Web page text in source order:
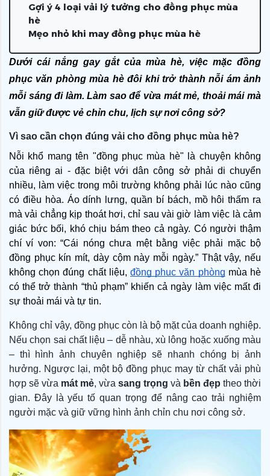
Gợi ý 4 loại vải lý tưởng cho đồng phục mùa
hè
Mẹo nhỏ khi may đồng phục mùa hè
Dưới cái nắng gay gắt của mùa hè, việc mặc đồng
phục văn phòng mùa hè đôi khi trở thành nỗi ám ảnh
mỗi sáng đi làm. Làm sao để vừa mát mẻ, thoải mái mà
vẫn giữ được vẻ chỉn chu, lịch sự nơi công sở?
Vì sao cần chọn đúng vải cho đồng phục mùa hè?
Nỗi khổ mang tên "đồng phục mùa hè" là chuyện không
của riêng ai - đặc biệt với dân công sở phải di chuyển
nhiều, làm việc trong môi trường không phải lúc nào cũng
có điều hòa. Áo dính lưng, quần bí bách, mồ hôi thấm ra
mà vải chẳng kịp thoát hơi, chỉ sau vài giờ làm việc là cảm
giác bức bối, khó chịu bám theo cả ngày. Có người thậm
chí ví von: “Cái nóng chưa mệt bằng việc phải mặc bộ
đồng phục kín mít, dày cộm này mỗi ngày.” Thật vậy, nếu
không chọn đúng chất liệu, đồng phục văn phòng mùa hè
có thể trở thành “thủ phạm” khiến cả ngày làm việc mất đi
sự thoải mái và tự tin.
Không chỉ vậy, đồng phục còn là bộ mặt của doanh nghiệp.
Nếu chọn sai chất liệu – dễ nhàu, xù lông hoặc xuống màu
– thì hình ảnh chuyên nghiệp sẽ nhanh chóng bị ảnh
hưởng. Ngược lại, một bộ đồng phục may từ chất vải phù
hợp sẽ vừa mát mẻ, vừa sang trọng và bền đẹp theo thời
gian. Đây là yếu tố quan trọng để nâng cao trải nghiệm
người mặc và giữ vững hình ảnh chỉn chu nơi công sở.